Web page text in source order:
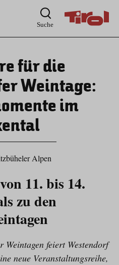
Hauptnavigation
Inhaltsbereich
Suche
für die
Weintage:
im
Alpen
11. bis 14.
zu den
Weintagen feiert Westendorf
neue Veranstaltungsreihe,